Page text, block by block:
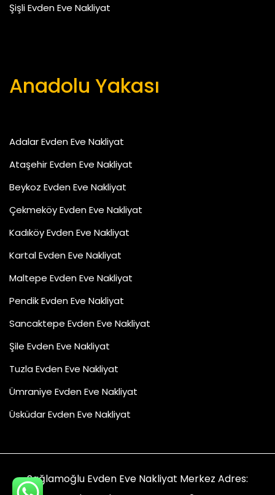
Şişli Evden Eve Nakliyat
Anadolu Yakası
Adalar Evden Eve Nakliyat
Ataşehir Evden Eve Nakliyat
Beykoz Evden Eve Nakliyat
Çekmeköy Evden Eve Nakliyat
Kadıköy Evden Eve Nakliyat
Kartal Evden Eve Nakliyat
Maltepe Evden Eve Nakliyat
Pendik Evden Eve Nakliyat
Sancaktepe Evden Eve Nakliyat
Şile Evden Eve Nakliyat
Tuzla Evden Eve Nakliyat
Ümraniye Evden Eve Nakliyat
Üsküdar Evden Eve Nakliyat
Sağlamoğlu Evden Eve Nakliyat Merkez Adres: